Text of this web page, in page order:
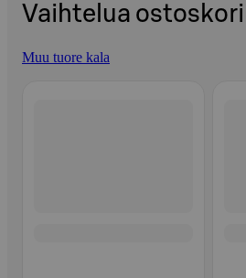
Vaihtelua
Muu tuore kala